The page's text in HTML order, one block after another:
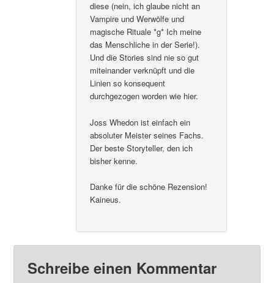
diese (nein, ich glaube nicht an
Vampire und Werwölfe und
magische Rituale *g* Ich meine
das Menschliche in der Serie!).
Und die Stories sind nie so gut
miteinander verknüpft und die
Linien so konsequent
durchgezogen worden wie hier.
Joss Whedon ist einfach ein
absoluter Meister seines Fachs.
Der beste Storyteller, den ich
bisher kenne.
Danke für die schöne Rezension!
Kaineus.
Schreibe einen Kommentar